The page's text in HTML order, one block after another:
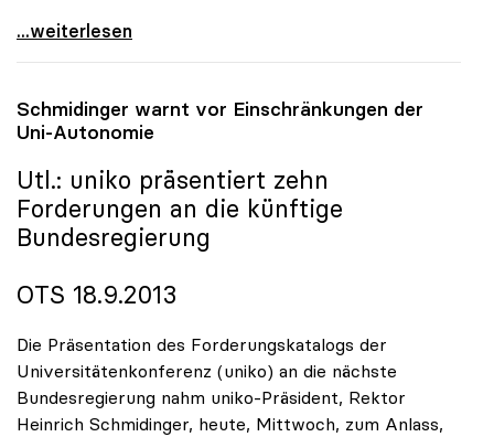
uniko begrüsst Startsignal für
...weiterlesen
Schmidinger warnt vor Einschränkungen der
Uni-Autonomie
Utl.: uniko präsentiert zehn
Forderungen an die künftige
Bundesregierung
OTS 18.9.2013
Die Präsentation des Forderungskatalogs der
Universitätenkonferenz (uniko) an die nächste
Bundesregierung nahm uniko-Präsident, Rektor
Heinrich Schmidinger, heute, Mittwoch, zum Anlass,